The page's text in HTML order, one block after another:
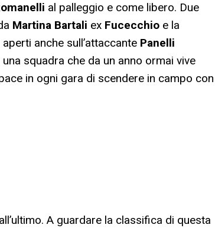
al palleggio e come libero. Due
Martina Bartali ex Fucecchio e la
anche sull’attaccante Panelli
una squadra che da un anno ormai vive
in ogni gara di scendere in campo con
A guardare la classifica di questa